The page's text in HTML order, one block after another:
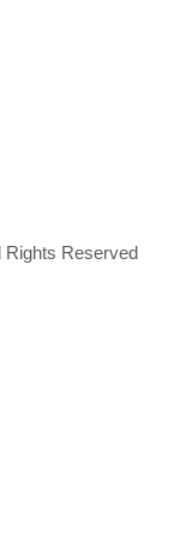
Rights Reserved